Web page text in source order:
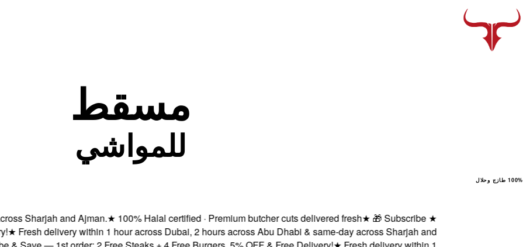
مسقط
للمواشي
100% طازج وحلال
★
Sharjah and Ajman.★100% Halal certified · Premium butcher cuts delivered fresh★🎁 Subscribe
Fresh delivery within 1 hour across Dubai, 2 hours across Abu Dhabi & same-day across Sharjah and